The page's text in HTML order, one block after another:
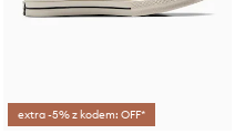
extra -5% z kodem: OFF*